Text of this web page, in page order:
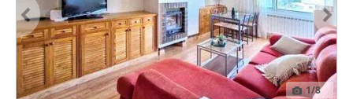
1/8